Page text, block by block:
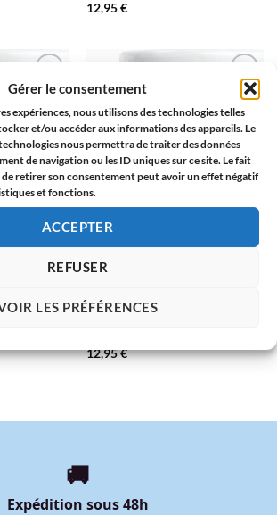
Gérer le consentement
expériences, nous utilisons des technologies telles
et/ou accéder aux informations des appareils. Le
nous permettra de traiter des données
de navigation ou les ID uniques sur ce site. Le fait
de retirer son consentement peut avoir un effet négatif
et fonctions.
ACCEPTER
REFUSER
LES PRÉFÉRENCES
12,95€
AJOUTER
À LA
LISTE
D’ENVIES
Homme
AJOUTER
À LA
LISTE
D’ENVIES
Ans – Cadeau Original Homme
12,95€
🚚
Expédition sous 48h